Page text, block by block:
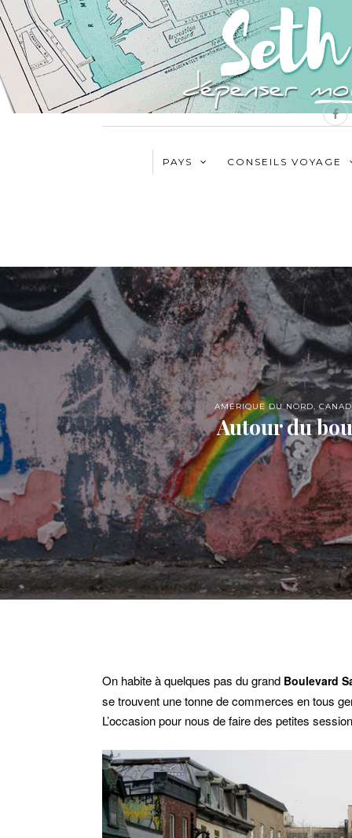
PAYS CONSEILS VOYAGE
AMÉRIQUE DU NORD,
Autour du
On habite à quelques pas du grand Boulevard
se trouvent une tonne de commerces en tous
L’occasion pour nous de faire des petites